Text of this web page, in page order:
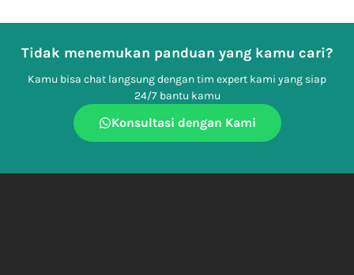
Tidak menemukan panduan yang kamu cari?
Kamu bisa chat langsung dengan tim expert kami yang siap
24/7 bantu kamu
Konsultasi dengan Kami